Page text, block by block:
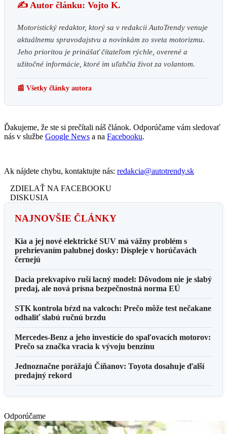
✍️ Autor článku: Vojto K.
Motoristický redaktor, ktorý sa v redakcii AutoTrendy venuje
aktuálnemu spravodajstvu a novinkám zo sveta motorizmu.
Jeho prioritou je prinášať čitateľom rýchle, overené a
užitočné informácie, ktoré im uľahčia život za volantom.
📰 Všetky články autora
Ďakujeme, že ste si prečítali náš článok. Odporúčame vám sledovať
nás v službe Google News a na Facebooku.
Ak nájdete chybu, kontaktujte nás: redakcia@autotrendy.sk
ZDIELAŤ NA FACEBOOKU
DISKUSIA
NAJNOVŠIE ČLÁNKY
Kia a jej nové elektrické SUV má vážny problém s
prehrievaním palubnej dosky: Displeje v horúčavách
černejú
Dacia prekvapivo ruší lacný model: Dôvodom nie je slabý
predaj, ale nová prísna bezpečnostná norma EÚ
STK kontrola bŕzd na valcoch: Prečo môže test nečakane
odhaliť slabú ručnú brzdu
Mercedes-Benz a jeho investície do spaľovacích motorov:
Prečo sa značka vracia k vývoju benzínu
Jednoznačne porážajú Číňanov: Toyota dosahuje ďalší
predajný rekord
Odporúčame